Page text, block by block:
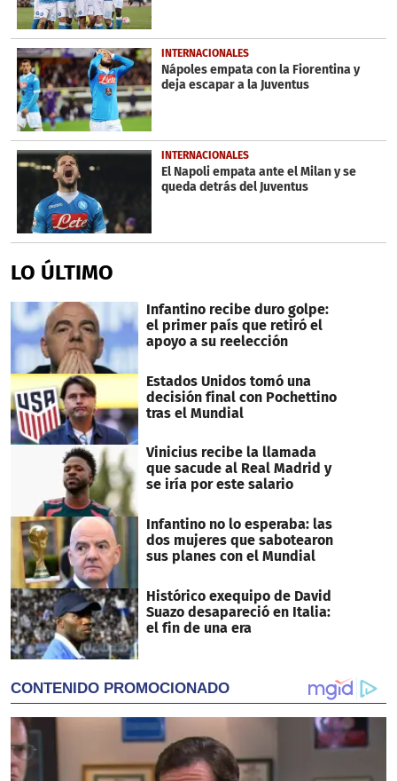
INTERNACIONALES
Nápoles empata con la Fiorentina y
deja escapar a la Juventus
INTERNACIONALES
El Napoli empata ante el Milan y se
queda detrás del Juventus
LO ÚLTIMO
Infantino recibe duro golpe:
el primer país que retiró el
apoyo a su reelección
Estados Unidos tomó una
decisión final con Pochettino
tras el Mundial
Vinicius recibe la llamada
que sacude al Real Madrid y
se iría por este salario
Infantino no lo esperaba: las
dos mujeres que sabotearon
sus planes con el Mundial
Histórico exequipo de David
Suazo desapareció en Italia:
el fin de una era